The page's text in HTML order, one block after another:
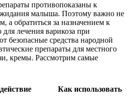
противопоказаны к
малыша. Поэтому важно не
а обратиться за назначением к
лечения варикоза при
безопасные средства народной
препараты для местного
кремы. Рассмотрим самые
Как использовать